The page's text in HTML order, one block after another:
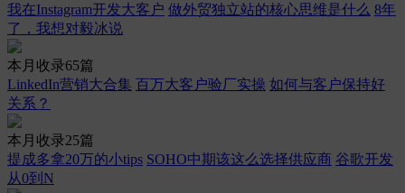
我在Instagram开发大客户 做外贸独立站的核心思维是什么 8年
了，我想对毅冰说
本月收录65篇
LinkedIn营销大合集 百万大客户验厂实操 如何与客户保持好
关系？
本月收录25篇
提成多拿20万的小tips SOHO中期该这么选择供应商 谷歌开发
从0到N